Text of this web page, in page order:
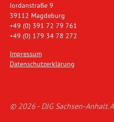
Jordanstraße 9
39112 Magdeburg
+49 (0) 391 72 79 761
+49 (0) 179 34 78 272
Impressum
Datenschutzerklärung
© 2026 - DJG Sachsen-Anhalt.